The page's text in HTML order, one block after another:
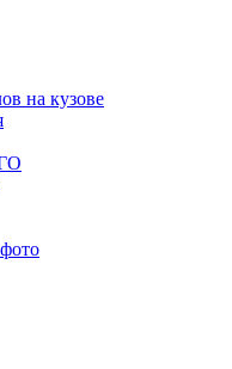
на кузове